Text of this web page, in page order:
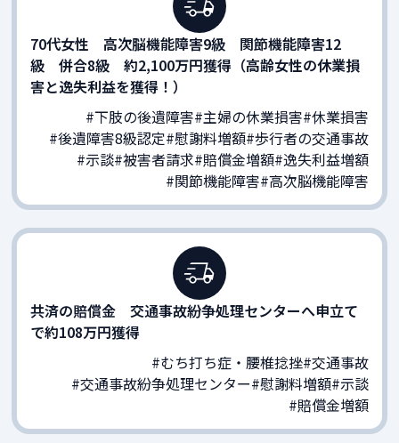
70代女性 高次脳機能障害9級 関節機能障害12
級 併合8級 約2,100万円獲得（高齢女性の休業損
害と逸失利益を獲得！）
#下肢の後遺障害#主婦の休業損害#休業損害
#後遺障害8級認定#慰謝料増額#歩行者の交通事故
#示談#被害者請求#賠償金増額#逸失利益増額
#関節機能障害#高次脳機能障害
共済の賠償金 交通事故紛争処理センターへ申立て
で約108万円獲得
#むち打ち症・腰椎捻挫#交通事故
#交通事故紛争処理センター#慰謝料増額#示談
#賠償金増額